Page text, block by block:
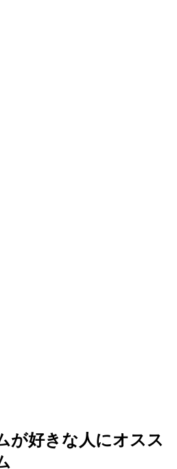
が好きな人にオスス